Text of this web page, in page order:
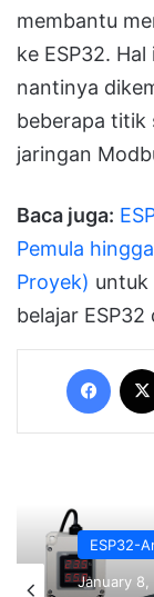
membantu
ke ESP32.
nantinya
beberapa titik
jaringan
Baca juga:
Pemula
Proyek) untuk
belajar
ESP32-
ESP32-
November